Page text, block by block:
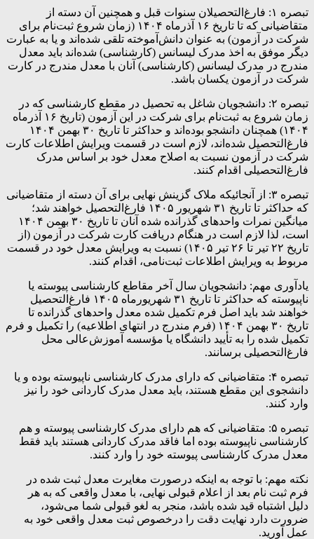
تبصره ‌۱: فارغ‌التحصیلان سنوات قبل و همچنین آن دسته از
متقاضیانی که تا تاریخ ۱۶ آذرماه ۱۴۰۴ (زمان شروع ثبت‌نام برای
شرکت در آزمون) به عنوان دانش‌آموخته تلقی شده‌اند و یا به عبارت
دیگر موفق به اخذ مدرک لیسانس (کارشناسی) شده‌اند باید معدل‌
مندرج‌ در مدرک‌ لیسانس ‌(کارشناسی) آنان با معدل مندرج در کارت
شرکت در آزمون یکسان باشد.
تبصره ‌۲: دانشجویان‌ شاغل‌ به‌ تحصیل‌ در مقطع کارشناسی که در
زمان شروع به ثبت‌نام برای شرکت در این آزمون (تاریخ ۱۶ آذرماه
۱۴۰۴) همچنان دانشجو بوده‌اند و حداکثر تا تاریخ ۳۰ بهمن ۱۴۰۴
فارغ‌التحصیل شده‌اند، لازم است در قسمت ویرایش اطلاعات کارت
شرکت در آزمون نسبت به اصلاح معدل خود بر اساس مدرک
فارغ‌التحصیلی اقدام کنند.
تبصره ۳: از آنجائیکه ملاک گزینش نهایی برای آن دسته از متقاضیانی
که حداکثر تا تاریخ ۳۱ شهریور ۱۴۰۵ فارغ‌التحصیل خواهند شد؛
میانگین نمرات واحدهای گذرانده شده آنان تا تاریخ ۳۰ بهمن ۱۴۰۴
است، لذا لازم است در هنگام دریافت کارت شرکت در آزمون (از
تاریخ ۲۲ تیر تا ۲۶ تیر ۱۴۰۵) نسبت به ویرایش معدل خود در قسمت
مربوط به ویرایش اطلاعات ثبت‌نامی، اقدام کنند.
یادآوری مهم: دانشجویان سال آخر مقاطع کارشناسی پیوسته یا
ناپیوسته که حداکثر تا تاریخ ۳۱ شهریورماه ۱۴۰۵ فارغ‌التحصیل
خواهند شد باید اصل فرم تکمیل شده معدل واحدهای گذرانده تا
تاریخ ۳۰ بهمن ۱۴۰۴ (فرم مندرج در انتهای اطلاعیه) را تکمیل و فرم
تکمیل شده را به تأیید دانشگاه یا مؤسسه آموزش‌عالی محل
فارغ‌التحصیلی برسانند.
تبصره ‌۴: متقاضیانی که دارای مدرک کارشناسی ناپیوسته بوده و یا
دانشجوی این مقطع هستند، باید معدل مدرک کاردانی خود را نیز
وارد کنند.
تبصره ۵: متقاضیانی که هم دارای مدرک کارشناسی پیوسته و هم
کارشناسی ناپیوسته بوده اما فاقد مدرک کاردانی هستند باید فقط
معدل مدرک کارشناسی پیوسته خود را وارد کنند.
نکته مهم: با توجه به اینکه درصورت مغایرت معدل ثبت شده در
فرم ثبت نام بعد از اعلام قبولی نهایی، با معدل واقعی که به هر
دلیل اشتباه قید شده باشد، منجر به لغو قبولی شما می‌شود،
ضرورت دارد نهایت دقت را درخصوص ثبت معدل واقعی خود به
عمل آورید.